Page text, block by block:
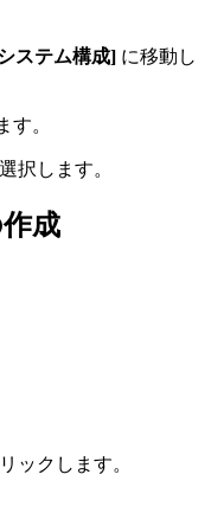
ステム構成] に移動し
す。
択します。
成
ックします。